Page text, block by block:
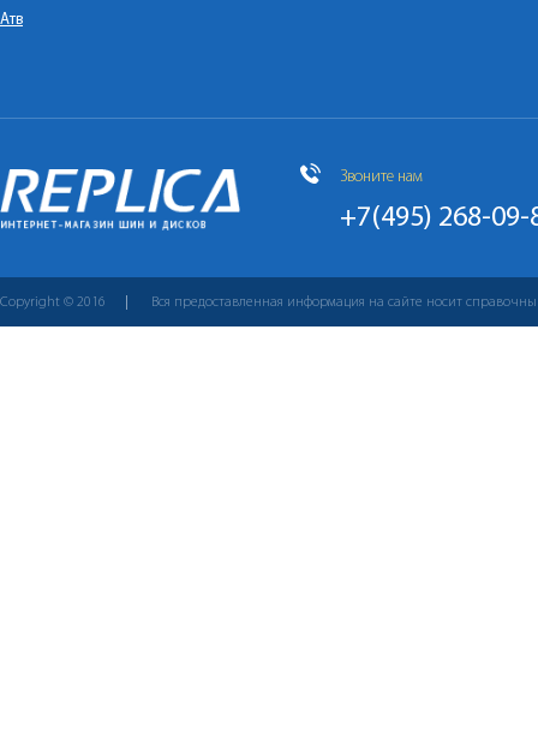
Атв
Звоните нам
+7(495) 268-09-
Copyright © 2016 Вся предоставленная информация на сайте носит